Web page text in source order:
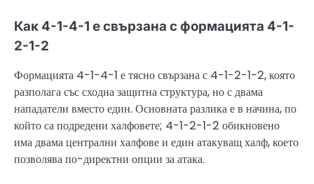
Как 4-1-4-1 е свързана с формацията 4-1-
2-1-2
Формацията 4-1-4-1 е тясно свързана с 4-1-2-1-2, която
разполага със сходна защитна структура, но с двама
нападатели вместо един. Основната разлика е в начина, по
който са подредени халфовете; 4-1-2-1-2 обикновено
има двама централни халфове и един атакуващ халф, което
позволява по-директни опции за атака.